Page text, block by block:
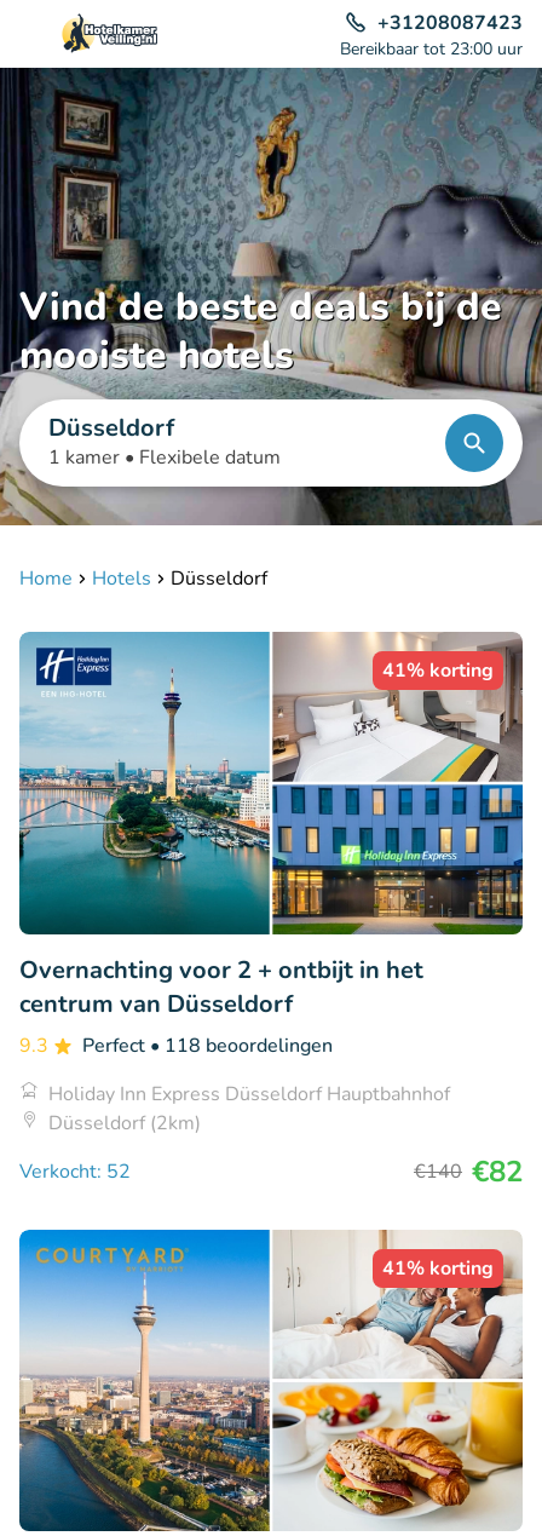
+31208087423
Bereikbaar tot 23:00 uur
Vind de beste deals bij de
mooiste hotels
Düsseldorf
1 kamer • Flexibele datum
Home Hotels Düsseldorf
41% korting
Overnachting voor 2 + ontbijt in het
centrum van Düsseldorf
9.3 Perfect • 118 beoordelingen
Holiday Inn Express Düsseldorf Hauptbahnhof
Düsseldorf (2km)
Verkocht: 52
€140 €82
41% korting